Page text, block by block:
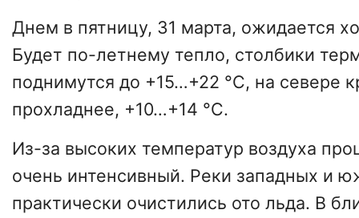
Днем в пятницу, 31 марта, ожидается
Будет по-летнему тепло, столбики
поднимутся до +15…+22 °C, на севере
прохладнее, +10…+14 °C.
Из-за высоких температур воздуха
очень интенсивный. Реки западных и
практически очистились ото льда. В